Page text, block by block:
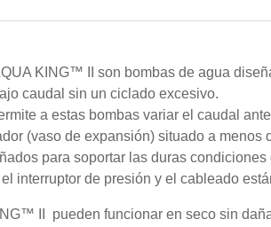
KING™ II son bombas de agua
caudal sin un ciclado excesivo.
a estas bombas variar el caudal
(vaso de expansión) situado a menos
para soportar las duras condiciones
interruptor de presión y el cableado
II pueden funcionar en seco sin